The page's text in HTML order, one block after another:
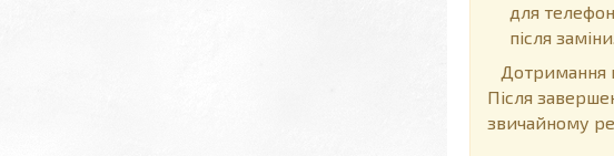
для
після
Дотримання
Після
звичайному